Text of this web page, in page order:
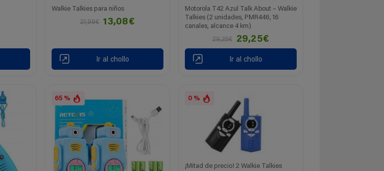
Walkie Talkies para niños
21,99€
13,08€
Ir al chollo
Motorola T42 Azul Talk About – Walkie
Talkies (2 unidades, PMR446, 16
canales, alcance 4 km)
29,25€
29,25€
Ir al chollo
65 % 0 %
¡Mitad de precio! 2 Walkie Talkies